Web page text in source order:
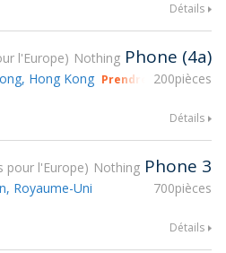
Détails
l'Europe Nothing Phone (4a)
200pièces
Hong Kong Prendre part à gsmX
Détails
pour l'Europe Nothing Phone 3
700pièces
Royaume-Uni
Détails